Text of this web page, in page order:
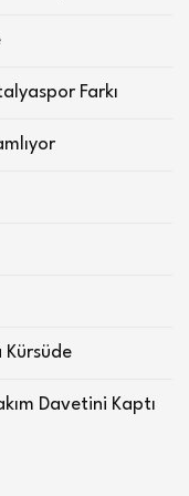
Farkı
Kürsüde
Davetini Kaptı